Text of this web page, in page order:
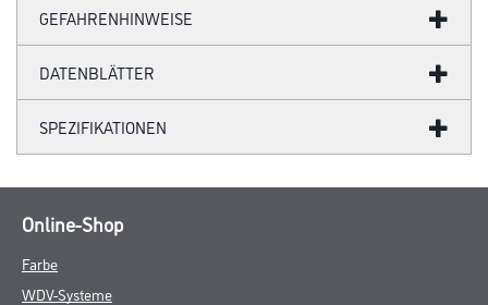
GEFAHRENHINWEISE
DATENBLÄTTER
SPEZIFIKATIONEN
Online-Shop
Farbe
WDV-Systeme